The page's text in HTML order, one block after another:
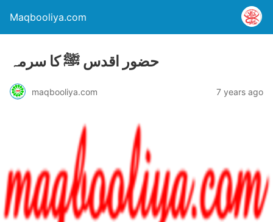
Maqbooliya.com
حضور اقدس ﷺ کا سرمہ
maqbooliya.com 7 years ago